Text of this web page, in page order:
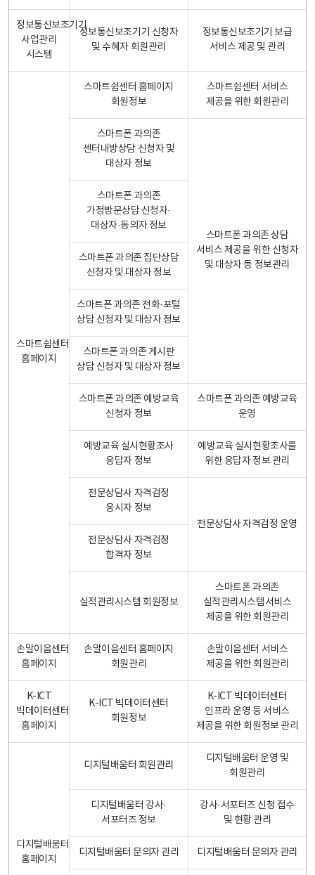
정보통신보조기기
사업관리
시스템
정보통신보조기기 신청자
및 수혜자 회원관리
정보통신보조기기 보급
서비스 제공 및 관리
스마트쉼센터
홈페이지
스마트쉼센터 홈페이지
회원정보
스마트쉼센터 서비스
제공을 위한 회원관리
스마트폰 과의존
센터내방상담 신청자 및
대상자 정보
스마트폰 과의존 상담
서비스 제공을 위한 신청자
및 대상자 등 정보관리
스마트폰 과의존
가정방문상담 신청자·
대상자·동의자 정보
스마트폰 과의존 집단상담
신청자 및 대상자 정보
스마트폰 과의존 전화·포털
상담 신청자 및 대상자 정보
스마트폰 과의존 게시판
상담 신청자 및 대상자 정보
스마트폰 과의존 예방교육
신청자 정보
스마트폰 과의존 예방교육
운영
예방교육 실시현황조사
응답자 정보
예방교육 실시현황조사를
위한 응답자 정보 관리
전문상담사 자격검정
응시자 정보
전문상담사 자격검정 운영
전문상담사 자격검정
합격자 정보
실적관리시스템 회원정보
스마트폰 과의존
실적관리시스템서비스
제공을 위한 회원관리
손말이음센터
홈페이지
손말이음센터 홈페이지
회원관리
손말이음센터 서비스
제공을 위한 회원관리
K-ICT
빅데이터센터
홈페이지
K-ICT 빅데이터센터
회원정보
K-ICT 빅데이터센터
인프라 운영 등 서비스
제공을 위한 회원정보 관리
디지털배움터
홈페이지
디지털배움터 회원관리
디지털배움터 운영 및
회원관리
디지털배움터 강사·
서포터즈 정보
강사·서포터즈 신청 접수
및 현황 관리
디지털배움터 문의자 관리 디지털배움터 문의자 관리